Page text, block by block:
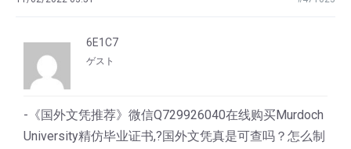
6E1C7
ゲスト
-《国外文凭推荐》微信Q729926040在线购买Murdoch
University精仿毕业证书,?国外文凭真是可查吗？怎么制